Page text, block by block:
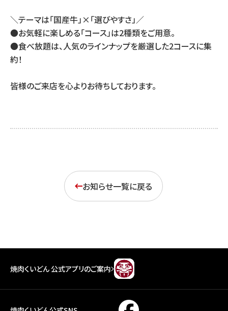
＼テーマは「国産牛」×「選びやすさ」／
●お気軽に楽しめる「コース」は2種類をご用意。
●食べ放題は、人気のラインナップを厳選した2コースに集
約！
皆様のご来店を心よりお待ちしております。
お知らせ一覧に戻る
焼肉くいどん 公式アプリのご案内